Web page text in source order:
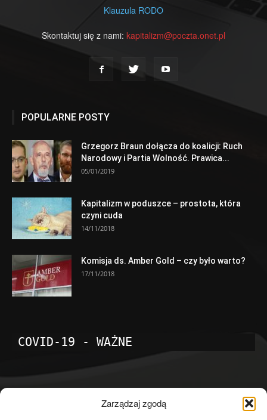
Zarządzaj zgodą
Klauzula RODO
Skontaktuj się z nami: kapitalizm@poczta.onet.pl
POPULARNE POSTY
Grzegorz Braun dołącza do koalicji: Ruch
Narodowy i Partia Wolność. Prawica...
05/01/2019
Kapitalizm w poduszce – prostota, która
czyni cuda
14/11/2018
Komisja ds. Amber Gold – czy było warto?
17/11/2018
COVID-19 - WAŻNE